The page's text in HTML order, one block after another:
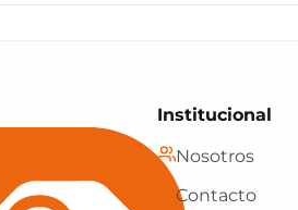
tecnología, hogar y
Institucional
Nosotros
Contacto